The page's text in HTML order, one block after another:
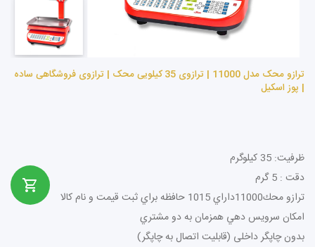
ترازو محک مدل 11000 | ترازوی 35 کیلویی محک | ترازوی فروشگاهی ساده
| پوز اسکیل
ظرفیت: 35 کیلوگرم
دقت : 5 گرم
ترازو محك11000داراي 1015 حافظه براي ثبت قيمت و نام كالا
امكان سرويس دهي همزمان به دو مشتري
بدون چاپگر داخلی (قابلیت اتصال به چاپگر)